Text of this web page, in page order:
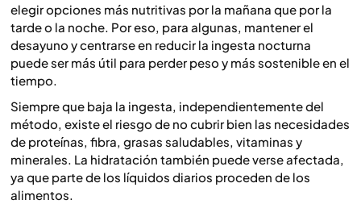
elegir opciones más nutritivas por la mañana que por la
tarde o la noche. Por eso, para algunas, mantener el
desayuno y centrarse en reducir la ingesta nocturna
puede ser más útil para perder peso y más sostenible en el
tiempo.
Siempre que baja la ingesta, independientemente del
método, existe el riesgo de no cubrir bien las necesidades
de proteínas, fibra, grasas saludables, vitaminas y
minerales. La hidratación también puede verse afectada,
ya que parte de los líquidos diarios proceden de los
alimentos.